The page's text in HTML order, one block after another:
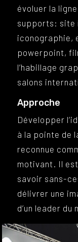
évoluer la
supports: site
iconographie,
powerpoint,
l’habillage
salons
Approche
Développer
à la pointe de
reconnue
motivant. Il
savoir sans-
délivrer une
d’un leader